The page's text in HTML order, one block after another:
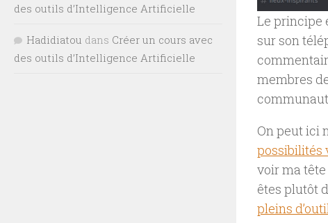
Le principe
sur son
membres
On peut ici
possibilités
voir ma
êtes plutôt
pleins
des outils d’Intelligence Artificielle
Hadidiatou dans Créer un cours avec
des outils d’Intelligence Artificielle